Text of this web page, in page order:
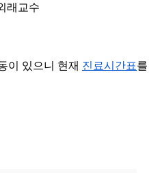
래교수
이 있으니 현재 진료시간표를